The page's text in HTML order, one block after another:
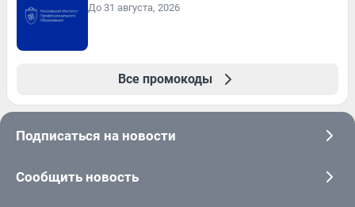
До 31 августа, 2026
Все промокоды
Подписаться на новости
Сообщить новость